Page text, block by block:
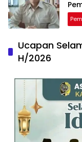
Ucapan
H/2026